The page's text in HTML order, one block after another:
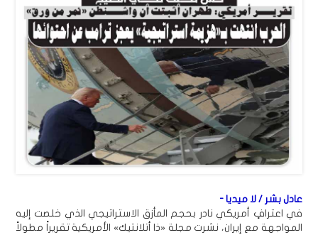
عادل بشر / لا ميديا -
في اعترافٍ أمريكي نادر بحجم المأزق الاستراتيجي الذي خلصت إليه
المواجهة مع إيران، نشرت مجلة «ذا أتلانتيك» الأمريكية تقريراً مطولاً